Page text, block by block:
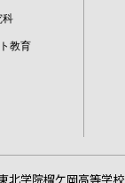
科
教育
北学院榴ケ岡高等学校